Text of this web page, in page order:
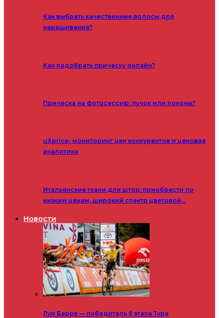
Как выбрать качественные волосы для
наращивания?
Как подобрать прическу онлайн?
Прическа на фотосессию: пучок или локоны?
uXprice- мониторинг цен конкурентов и ценовая
аналитика
Итальянские ткани для штор: приобрести по
низким ценам, широкий спектр цветовой…
Новости
Луи Барре — победитель 6 этапа Тура